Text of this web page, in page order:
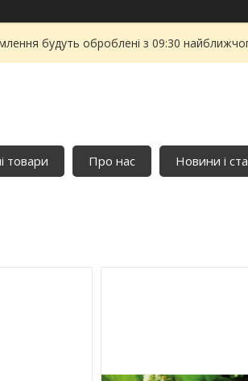
будуть оброблені з 09:30
товари Про нас Новини і